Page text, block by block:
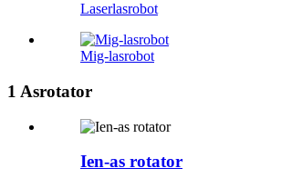
Laserlasrobot
Mig-lasrobot
1 Asrotator
Ien-as rotator